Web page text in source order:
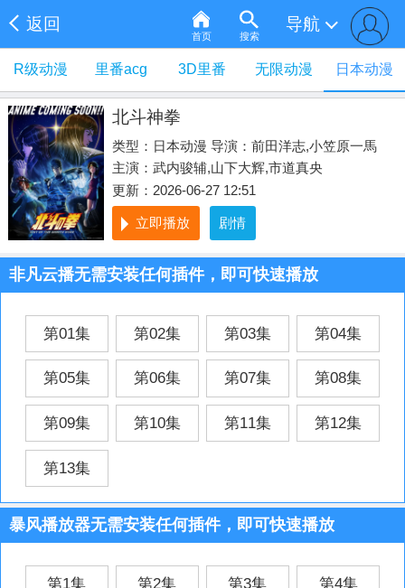
返回
首页 搜索
导航
R级动漫 里番acg 3D里番 无限动漫 日本动漫
北斗神拳
类型： 日本动漫 导演： 前田洋志,小笠原一馬
主演：武内骏辅,山下大辉,市道真央
更新：2026-06-27 12:51
立即播放 剧情
非凡云播无需安装任何插件，即可快速播放
第01集 第02集 第03集 第04集
第05集 第06集 第07集 第08集
第09集 第10集 第11集 第12集
第13集
暴风播放器无需安装任何插件，即可快速播放
第1集 第2集 第3集 第4集